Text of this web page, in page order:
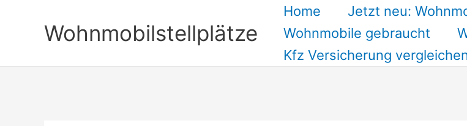
Wohnmobilstellplätze
Home
Jetzt neu:
Wohnmobile gebraucht
Kfz Versicherung